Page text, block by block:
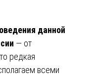
данной
— от
редкая
всеми